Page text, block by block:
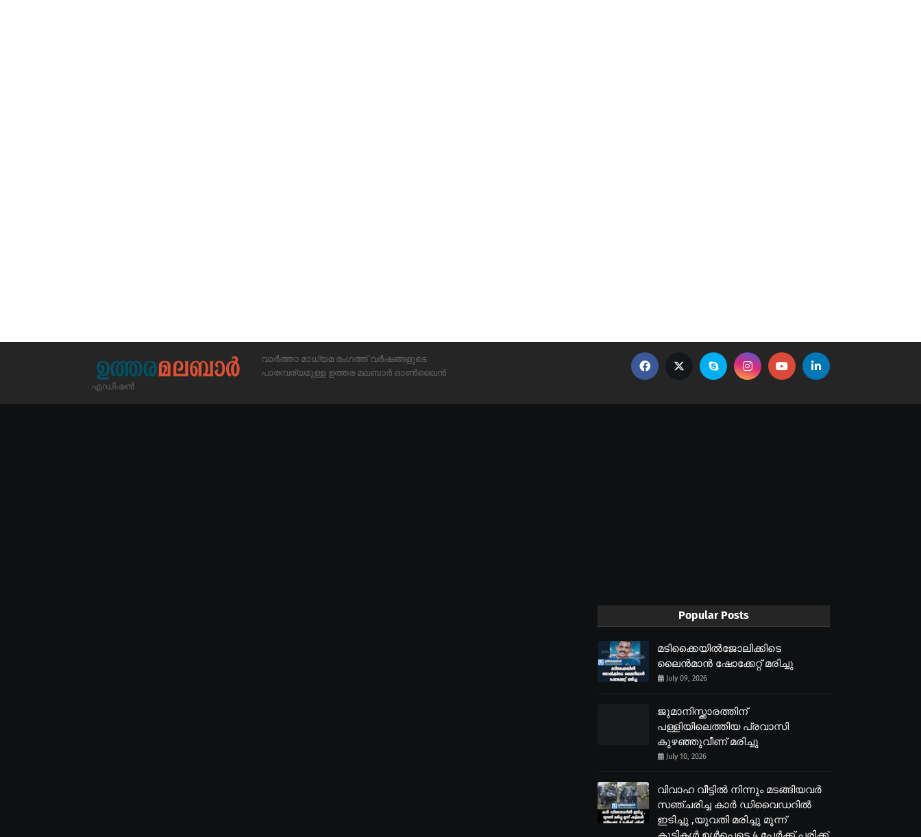
വാർത്താ മാധ്യമ രംഗത്ത് വർഷങ്ങളുടെ
പാരമ്പര്യമുള്ള ഉത്തര മലബാർ ഓൺലൈൻ
എഡിഷൻ
Popular Posts
മടിക്കൈയിൽജോലിക്കിടെ
ലൈൻമാൻ ഷോക്കേറ്റ് മരിച്ചു
July 09, 2026
ജുമാനിസ്ക്കാരത്തിന്
പള്ളിയിലെത്തിയ പ്രവാസി
കുഴഞ്ഞുവീണ് മരിച്ചു
July 10, 2026
വിവാഹ വീട്ടിൽ നിന്നും മടങ്ങിയവർ
സഞ്ചരിച്ച കാർ ഡിവൈഡറിൽ
ഇടിച്ചു ,യുവതി മരിച്ചു മൂന്ന്